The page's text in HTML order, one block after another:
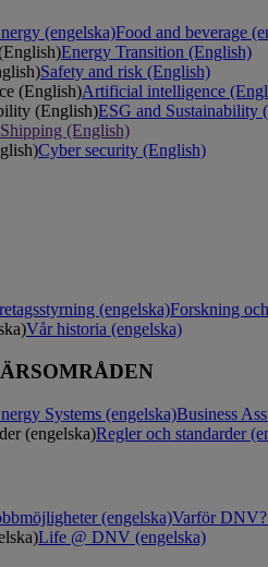
(engelska)Food and beverage
Energy Transition (English)
Safety and risk (English)
Artificial intelligence
ESG and Sustainability
Shipping (English)
Cyber security (English)
(engelska)Forskning
Vår historia (engelska)
Systems (engelska)Business
Regler och standarder
(engelska)Varför DNV?
Life @ DNV (engelska)